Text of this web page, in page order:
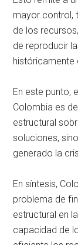
mayor control,
de los
de reproducir
históricamente
En este punto,
Colombia es
estructural
soluciones,
generado la
En síntesis,
problema de
estructural en
capacidad de